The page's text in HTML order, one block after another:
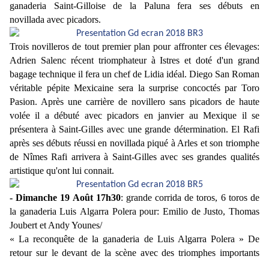
ganaderia Saint-Gilloise de la Paluna fera ses débuts en
novillada avec picadors.
Trois novilleros de tout premier plan pour affronter ces élevages:
Adrien Salenc récent triomphateur à Istres et doté d'un grand
bagage technique il fera un chef de Lidia idéal. Diego San Roman
véritable pépite Mexicaine sera la surprise concoctés par Toro
Pasion. Après une carrière de novillero sans picadors de haute
volée il a débuté avec picadors en janvier au Mexique il se
présentera à Saint-Gilles avec une grande détermination. El Rafi
après ses débuts réussi en novillada piqué à Arles et son triomphe
de Nîmes Rafi arrivera à Saint-Gilles avec ses grandes qualités
artistique qu'ont lui connait.
- Dimanche 19 Août 17h30: grande corrida de toros, 6 toros de
la ganaderia Luis Algarra Polera pour: Emilio de Justo, Thomas
Joubert et Andy Younes/
« La reconquête de la ganaderia de Luis Algarra Polera » De
retour sur le devant de la scène avec des triomphes importants